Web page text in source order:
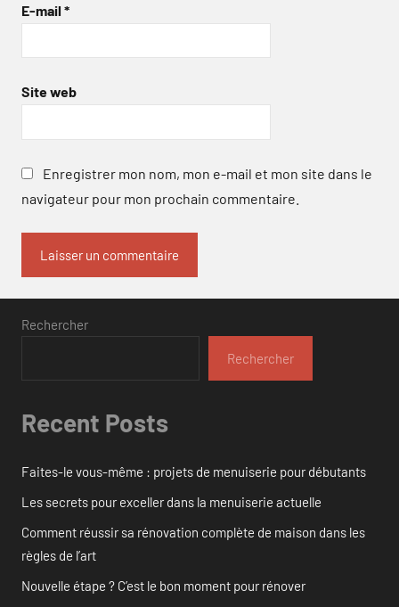
E-mail *
Site web
Enregistrer mon nom, mon e-mail et mon site dans le
navigateur pour mon prochain commentaire.
Rechercher
Rechercher
Recent Posts
Faites-le vous-même : projets de menuiserie pour débutants
Les secrets pour exceller dans la menuiserie actuelle
Comment réussir sa rénovation complète de maison dans les
règles de l’art
Nouvelle étape ? C’est le bon moment pour rénover